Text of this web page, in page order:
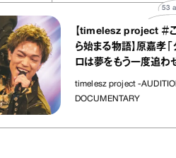
【timelesz project ＃ここか
ら始まる物語】原嘉孝「タイプ
ロは夢をもう一度追わせてく
れた場所」
timelesz project -AUDITION-
DOCUMENTARY
articles